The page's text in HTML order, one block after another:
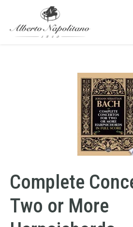
Complete
Two or More